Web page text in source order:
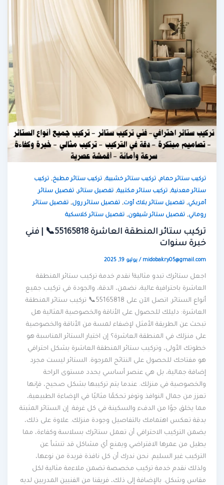
تركيب ستائر حمام,تركيب ستائر خشبية,تركيب ستائر مطبخ,تركيب
ستائر معدنية,تركيب ستائر مكتبية,تفصيل ستائر,تفصيل ستائر
أمريكي,تفصيل ستائر بلاك أوت,تفصيل ستائر رول,تفصيل ستائر
روماني,تفصيل ستائر شيفون,تفصيل ستائر كلاسكية
تركيب ستائر المنطقة العاشرة 55165818📞 | فني
خبرة سنوات
midobakry05@gmail.com
/يوليو 19, 2025
اجعل ستائرك تبدو مثالية! نقدم خدمة تركيب ستائر المنطقة
العاشرة باحترافية عالية، نضمن، الدقة، والجودة في تركيب جميع
أنواع الستائر. اتصل الآن على 55165818📞 تركيب ستائر المنطقة
العاشرة: دليلك للحصول على الأناقة والخصوصية المثالية هل
تبحث عن الطريقة الأمثل لإضفاء لمسة من الأناقة والخصوصية
على منزلك في المنطقة العاشرة؟ إن اختيار الستائر المناسبة هو
خطوتك الأولى، وتركيب ستائر المنطقة العاشرة بشكل احترافي
هو مفتاحك للحصول على النتائج المرجوة. الستائر ليست مجرد
إضافة جمالية، بل هي عنصر أساسي يحدد مستوى الراحة
والخصوصية في منزلك. عندما يتم تركيبها بشكل صحيح، فإنها
تعزز من جمال النوافذ وتوفر تحكمًا مثاليًا في الإضاءة الطبيعية،
مما يخلق جوًا من الدفء والسكينة في كل غرفة. إن الستائر المثبتة
بدقة تعكس اهتمامك بالتفاصيل وجودة منزلك. علاوة على ذلك،
يضمن التركيب الاحترافي أن تعمل ستائرك بسلاسة وكفاءة، مما
يطيل من عمرها الافتراضي ويمنع أي مشاكل قد تنشأ عن
التركيب غير السليم. نحن ندرك أن كل نافذة فريدة من نوعها،
ولذلك نقدم خدمة تركيب مخصصة تضمن ملاءمة مثالية لكل
مقاس وشكل. بالإضافة إلى ذلك، فريقنا من الفنيين المدربين لديه